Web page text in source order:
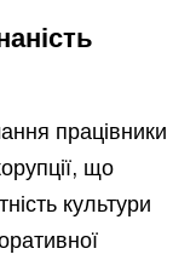
працівники
що
культури